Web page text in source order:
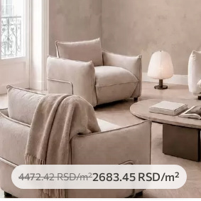
4472.42RSD/m²2683.45 RSD/m²